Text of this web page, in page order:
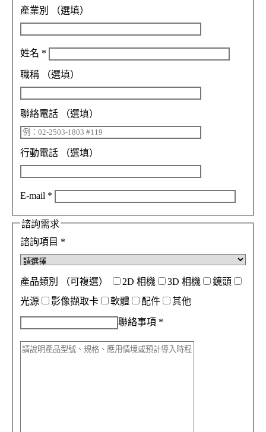
產業別 （選填）
姓名 *
職稱 （選填）
聯絡電話 （選填）
行動電話 （選填）
E-mail *
諮詢需求
諮詢項目 *
產品類別 （可複選） 2D 相機 3D 相機
鏡頭
光源
影像擷取卡 軟體 配件 其他
聯絡事項 *